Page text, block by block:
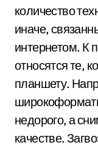
количество
иначе,
интернетом. К
относятся те,
планшету.
недорого, а
качестве.